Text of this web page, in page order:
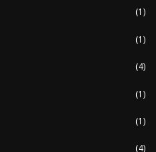
(1)
(1)
(4)
(1)
(1)
(4)